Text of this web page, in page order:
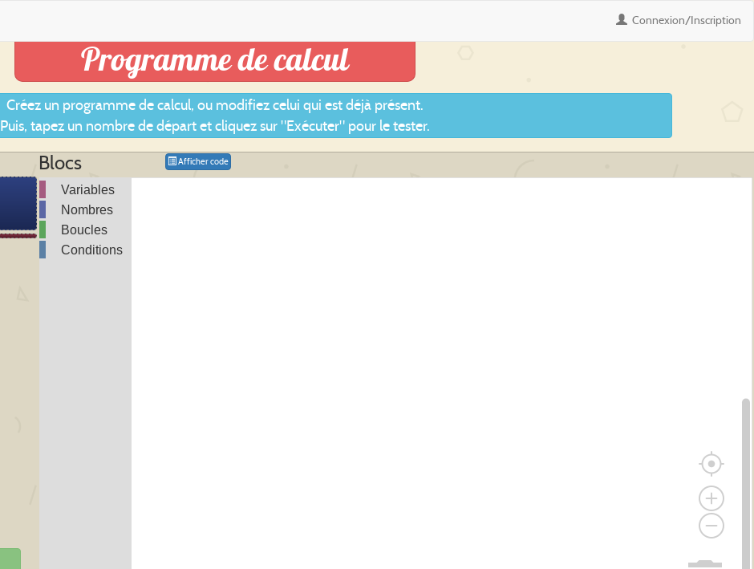
Connexion/Inscription
Programme de calcul
Créez un programme de calcul, ou modifiez celui qui est déjà présent.
Puis, tapez un nombre de départ et cliquez sur "Exécuter" pour le tester.
Blocs Afficher code
Variables
Nombres
Boucles
Conditions